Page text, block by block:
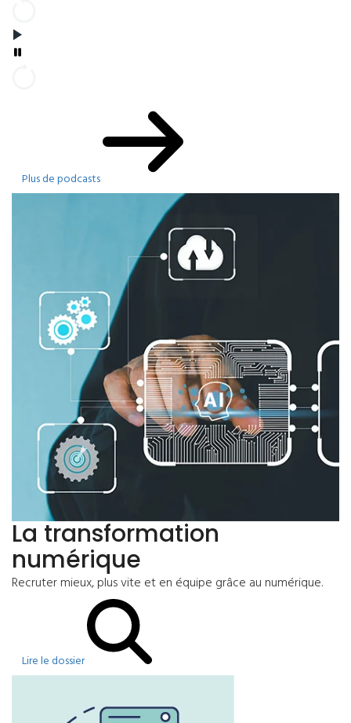
Plus de podcasts
La transformation
numérique
Recruter mieux, plus vite et en équipe grâce au numérique.
Lire le dossier